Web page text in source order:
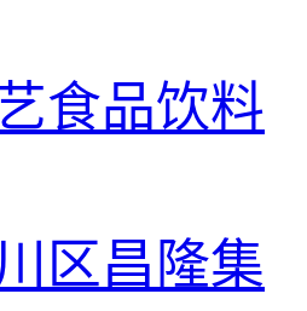
食品饮料
区昌隆集